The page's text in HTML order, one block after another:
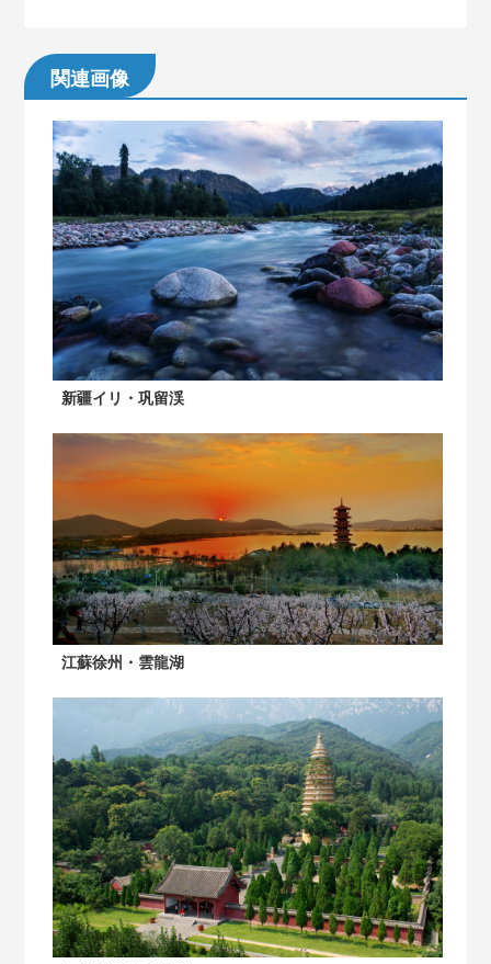
関連画像
新疆イリ・巩留渓
江蘇徐州・雲龍湖